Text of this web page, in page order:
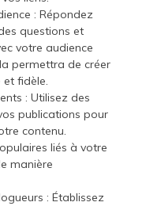
: Répondez
questions et
votre audience
permettra de créer
fidèle.
: Utilisez des
publications pour
contenu.
liés à votre
manière
: Établissez